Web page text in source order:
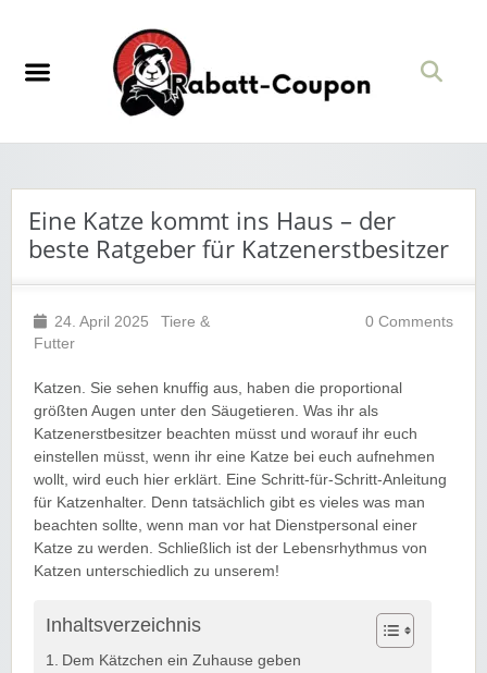
Eine Katze kommt ins Haus – der
beste Ratgeber für Katzenerstbesitzer
24. April 2025
Tiere &
Futter
0 Comments
Katzen. Sie sehen knuffig aus, haben die proportional
größten Augen unter den Säugetieren. Was ihr als
Katzenerstbesitzer beachten müsst und worauf ihr euch
einstellen müsst, wenn ihr eine Katze bei euch aufnehmen
wollt, wird euch hier erklärt. Eine Schritt-für-Schritt-Anleitung
für Katzenhalter. Denn tatsächlich gibt es vieles was man
beachten sollte, wenn man vor hat Dienstpersonal einer
Katze zu werden. Schließlich ist der Lebensrhythmus von
Katzen unterschiedlich zu unserem!
Inhaltsverzeichnis
Dem Kätzchen ein Zuhause geben